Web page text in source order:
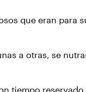
que eran para
a otras, se
tiempo reservado